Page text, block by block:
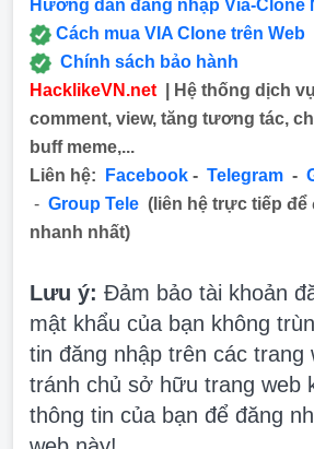
Hướng dẫn đăng nhập Via-Clone
Cách mua VIA Clone trên Web
Chính sách bảo hành
HacklikeVN.net | Hệ thống dịch
comment, view, tăng tương tác,
buff meme,...
Liên hệ:
Facebook - Telegram -
- Group Tele (liên hệ trực tiếp
nhanh nhất)
Lưu ý: Đảm bảo tài khoản
mật khẩu của bạn không
tin đăng nhập trên các trang
tránh chủ sở hữu trang web
thông tin của bạn để đăng